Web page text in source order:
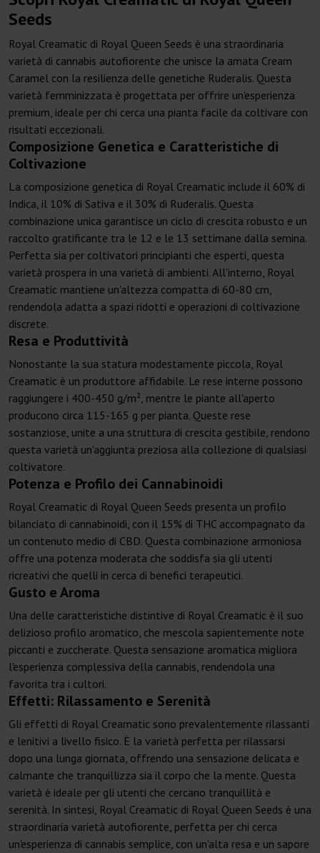
Seeds
Royal Creamatic di Royal Queen Seeds è una straordinaria
varietà di cannabis autofiorente che unisce la amata Cream
Caramel con la resilienza delle genetiche Ruderalis. Questa
varietà femminizzata è progettata per offrire un'esperienza
premium, ideale per chi cerca una pianta facile da coltivare con
risultati eccezionali.
Composizione Genetica e Caratteristiche di
Coltivazione
La composizione genetica di Royal Creamatic include il 60% di
Indica, il 10% di Sativa e il 30% di Ruderalis. Questa
combinazione unica garantisce un ciclo di crescita robusto e un
raccolto gratificante tra le 12 e le 13 settimane dalla semina.
Perfetta sia per coltivatori principianti che esperti, questa
varietà prospera in una varietà di ambienti. All'interno, Royal
Creamatic mantiene un'altezza compatta di 60-80 cm,
rendendola adatta a spazi ridotti e operazioni di coltivazione
discrete.
Resa e Produttività
Nonostante la sua statura modestamente piccola, Royal
Creamatic è un produttore affidabile. Le rese interne possono
raggiungere i 400-450 g/m², mentre le piante all'aperto
producono circa 115-165 g per pianta. Queste rese
sostanziose, unite a una struttura di crescita gestibile, rendono
questa varietà un'aggiunta preziosa alla collezione di qualsiasi
coltivatore.
Potenza e Profilo dei Cannabinoidi
Royal Creamatic di Royal Queen Seeds presenta un profilo
bilanciato di cannabinoidi, con il 15% di THC accompagnato da
un contenuto medio di CBD. Questa combinazione armoniosa
offre una potenza moderata che soddisfa sia gli utenti
ricreativi che quelli in cerca di benefici terapeutici.
Gusto e Aroma
Una delle caratteristiche distintive di Royal Creamatic è il suo
delizioso profilo aromatico, che mescola sapientemente note
piccanti e zuccherate. Questa sensazione aromatica migliora
l'esperienza complessiva della cannabis, rendendola una
favorita tra i cultori.
Effetti: Rilassamento e Serenità
Gli effetti di Royal Creamatic sono prevalentemente rilassanti
e lenitivi a livello fisico. È la varietà perfetta per rilassarsi
dopo una lunga giornata, offrendo una sensazione delicata e
calmante che tranquillizza sia il corpo che la mente. Questa
varietà è ideale per gli utenti che cercano tranquillità e
serenità. In sintesi, Royal Creamatic di Royal Queen Seeds è una
straordinaria varietà autofiorente, perfetta per chi cerca
un'esperienza di cannabis semplice, con un'alta resa e un sapore